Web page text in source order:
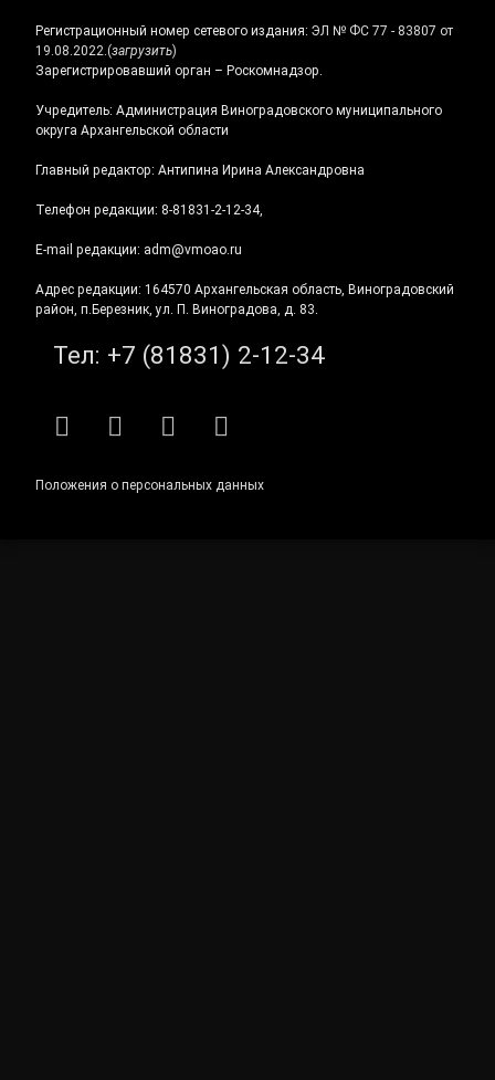
Регистрационный номер сетевого издания: ЭЛ № ФС 77 - 83807 от
19.08.2022.(загрузить)
Зарегистрировавший орган – Роскомнадзор.
Учредитель: Администрация Виноградовского муниципального
округа Архангельской области
Главный редактор: Антипина Ирина Александровна
Телефон редакции: 8-81831-2-12-34,
E-mail редакции: adm@vmoao.ru
Адрес редакции: 164570 Архангельская область, Виноградовский
район, п.Березник, ул. П. Виноградова, д. 83.
Тел: +7 (81831) 2-12-34
RSS E-mailВКонтакте
Telegram
Положения о персональных данных